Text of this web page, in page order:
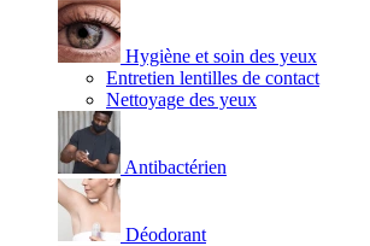
Hygiène et soin des yeux
Entretien lentilles de contact
Nettoyage des yeux
Antibactérien
Déodorant